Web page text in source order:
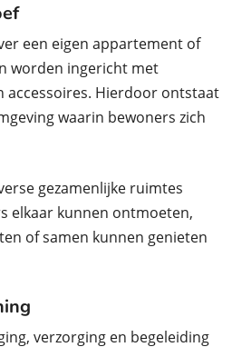
een eigen appartement of
worden ingericht met
accessoires. Hierdoor ontstaat
waarin bewoners zich
gezamenlijke ruimtes
elkaar kunnen ontmoeten,
of samen kunnen genieten
verzorging en begeleiding